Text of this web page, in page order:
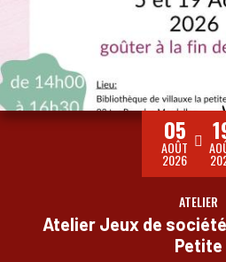
05
AOÛT
2026
ATELIER
Atelier Jeux de
Petite